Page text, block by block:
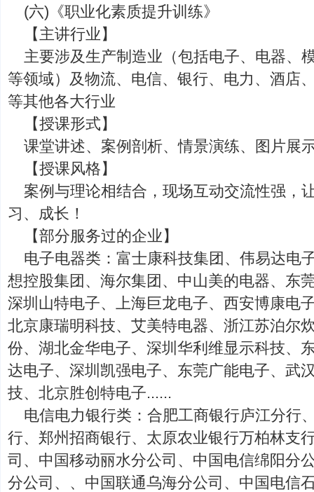
(六)《职业化素质提升训练》
【主讲行业】
主要涉及生产制造业（包括电子、电器、
等领域）及物流、电信、银行、电力、酒店
等其他各大行业
【授课形式】
课堂讲述、案例剖析、情景演练、图片展
【授课风格】
案例与理论相结合，现场互动交流性强，
习、成长！
【部分服务过的企业】
电子电器类：富士康科技集团、伟易达电
想控股集团、海尔集团、中山美的电器、东
深圳山特电子、上海巨龙电子、西安博康电
北京康瑞明科技、艾美特电器、浙江苏泊尔
份、湖北金华电子、深圳华利维显示科技、
达电子、深圳凯强电子、东莞广能电子、武
技、北京胜创特电子......
电信电力银行类：合肥工商银行庐江分行
行、郑州招商银行、太原农业银行万柏林支
司、中国移动丽水分公司、中国电信绵阳分
分公司、、中国联通乌海分公司、中国电信